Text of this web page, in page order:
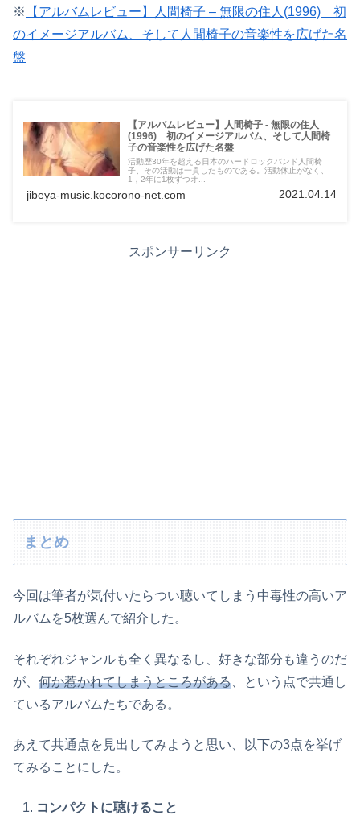
※
【アルバムレビュー】人間椅子 – 無限の住人(1996) 初
のイメージアルバム、そして人間椅子の音楽性を広げた名
盤
【アルバムレビュー】人間椅子 - 無限の住人
(1996) 初のイメージアルバム、そして人間椅
子の音楽性を広げた名盤
活動歴30年を超える日本のハードロックバンド人間椅
子、その活動は一貫したものである。活動休止がなく、
1，2年に1枚ずつオ...
jibeya-music.kocorono-net.com 2021.04.14
スポンサーリンク
まとめ
今回は筆者が気付いたらつい聴いてしまう中毒性の高いア
ルバムを5枚選んで紹介した。
それぞれジャンルも全く異なるし、好きな部分も違うのだ
が、 何か惹かれてしまうところがある 、という点で共通し
ているアルバムたちである。
あえて共通点を見出してみようと思い、以下の3点を挙げ
てみることにした。
コンパクトに聴けること